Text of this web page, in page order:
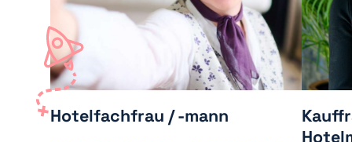
Hotelfachfrau / -mann